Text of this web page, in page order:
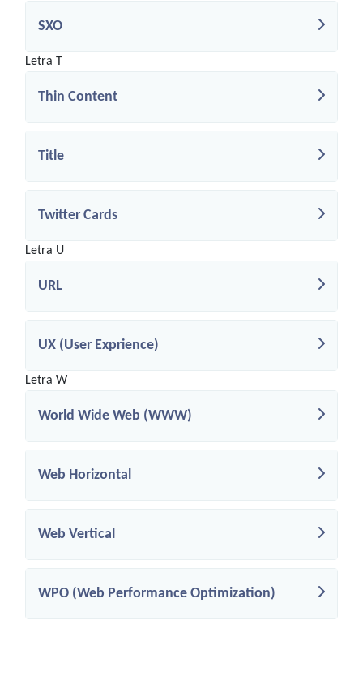
SXO
Letra T
Thin Content
Title
Twitter Cards
Letra U
URL
UX (User Exprience)
Letra W
World Wide Web (WWW)
Web Horizontal
Web Vertical
WPO (Web Performance Optimization)